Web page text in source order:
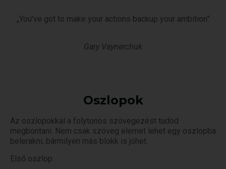
„You’ve got to make your actions backup your ambition”
Gary Vaynerchuk
Oszlopok
Az oszlopokkal a folytonos szövegezést tudod
megbontani. Nem csak szöveg elemet lehet egy oszlopba
belerakni, bármilyen más blokk is jöhet.
Első oszlop